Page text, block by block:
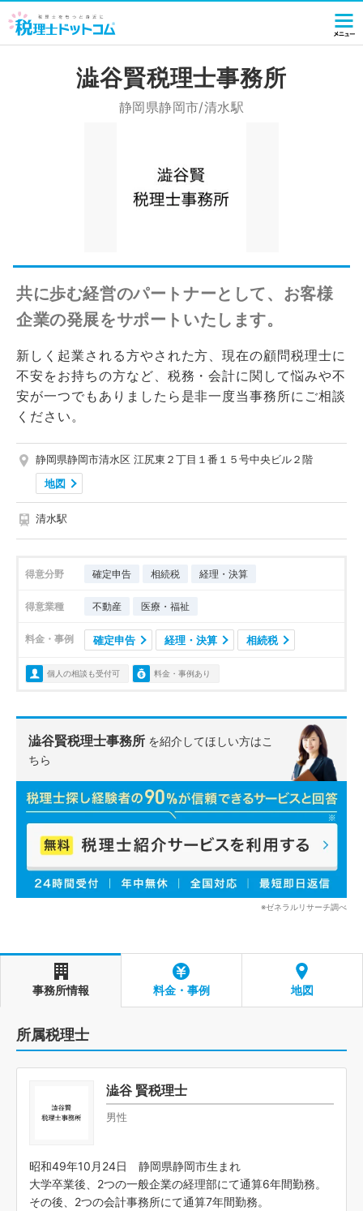
澁谷賢税理士事務所
静岡県静岡市/清水駅
共に歩む経営のパートナーとして、お客様
企業の発展をサポートいたします。
新しく起業される方やされた方、現在の顧問税理士に
不安をお持ちの方など、税務・会計に関して悩みや不
安が一つでもありましたら是非一度当事務所にご相談
ください。
静岡県静岡市清水区 江尻東２丁目１番１５号中央ビル２階
地図
清水駅
得意分野 確定申告 相続税 経理・決算
得意業種 不動産 医療・福祉
料金・事例 確定申告 経理・決算 相続税
個人の相談も受付可 料金・事例あり
澁谷賢税理士事務所 を紹介してほしい方はこ
ちら
※ゼネラルリサーチ調べ
事務所情報 料金・事例 地図
所属税理士
澁谷 賢税理士
男性
昭和49年10月24日 静岡県静岡市生まれ
大学卒業後、2つの一般企業の経理部にて通算6年間勤務。
その後、2つの会計事務所にて通算7年間勤務。